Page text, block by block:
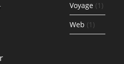
Voyage (1)
Web (1)